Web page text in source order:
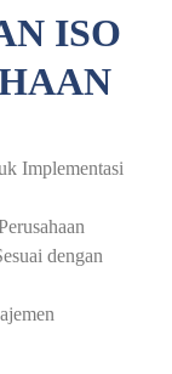
ISO
Implementasi
dengan